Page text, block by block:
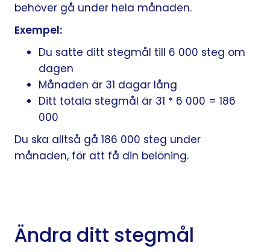
behöver gå under hela månaden.
Exempel:
Du satte ditt stegmål till 6 000 steg om
dagen
Månaden är 31 dagar lång
Ditt totala stegmål är 31 * 6 000 = 186
000
Du ska alltså gå 186 000 steg under
månaden, för att få din belöning.
Ändra ditt stegmål